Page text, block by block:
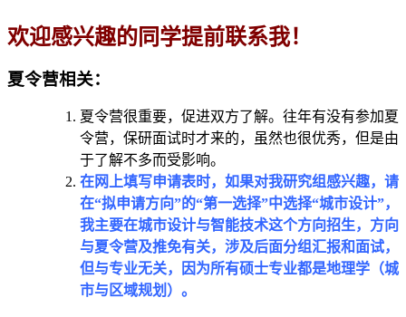
欢迎感兴趣的同学提前联系我！
夏令营相关：
夏令营很重要，促进双方了解。往年有没有参加夏
令营，保研面试时才来的，虽然也很优秀，但是由
于了解不多而受影响。
在网上填写申请表时，如果对我研究组感兴趣，请
在“拟申请方向”的“第一选择”中选择“城市设计”，
我主要在城市设计与智能技术这个方向招生，方向
与夏令营及推免有关，涉及后面分组汇报和面试，
但与专业无关，因为所有硕士专业都是地理学（城
市与区域规划）。